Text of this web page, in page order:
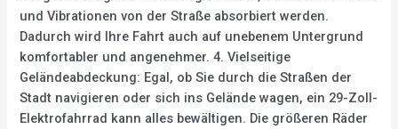
und Vibrationen von der Straße absorbiert werden.
Dadurch wird Ihre Fahrt auch auf unebenem Untergrund
komfortabler und angenehmer. 4. Vielseitige
Geländeabdeckung: Egal, ob Sie durch die Straßen der
Stadt navigieren oder sich ins Gelände wagen, ein 29-Zoll-
Elektrofahrrad kann alles bewältigen. Die größeren Räder